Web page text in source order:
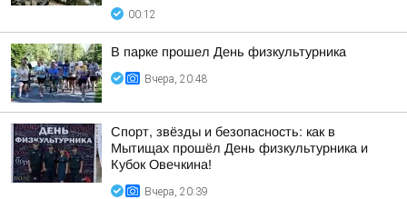
00:12
В парке прошел День физкультурника
Вчера, 20:48
Спорт, звёзды и безопасность: как в
Мытищах прошёл День физкультурника и
Кубок Овечкина!
Вчера, 20:39